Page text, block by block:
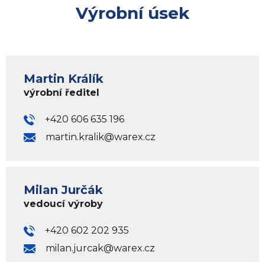
Výrobní úsek
Martin Králík
výrobní ředitel
+420 606 635 196
martin.kralik@warex.cz
Milan Jurčák
vedoucí výroby
+420 602 202 935
milan.jurcak@warex.cz